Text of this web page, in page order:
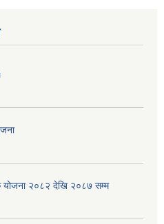
योजना २०८२ देखि २०८७ सम्म